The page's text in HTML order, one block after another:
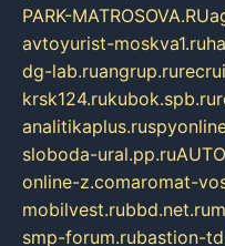
PARK-MATROSOVA.RU
avtoyurist-moskva1.ru
dg-lab.ruangrup.ru
krsk124.rukubok.spb.ru
analitikaplus.ru
sloboda-ural.pp.ru
online-z.comaromat-
mobilvest.rubbd.net.ru
smp-forum.rubastion-